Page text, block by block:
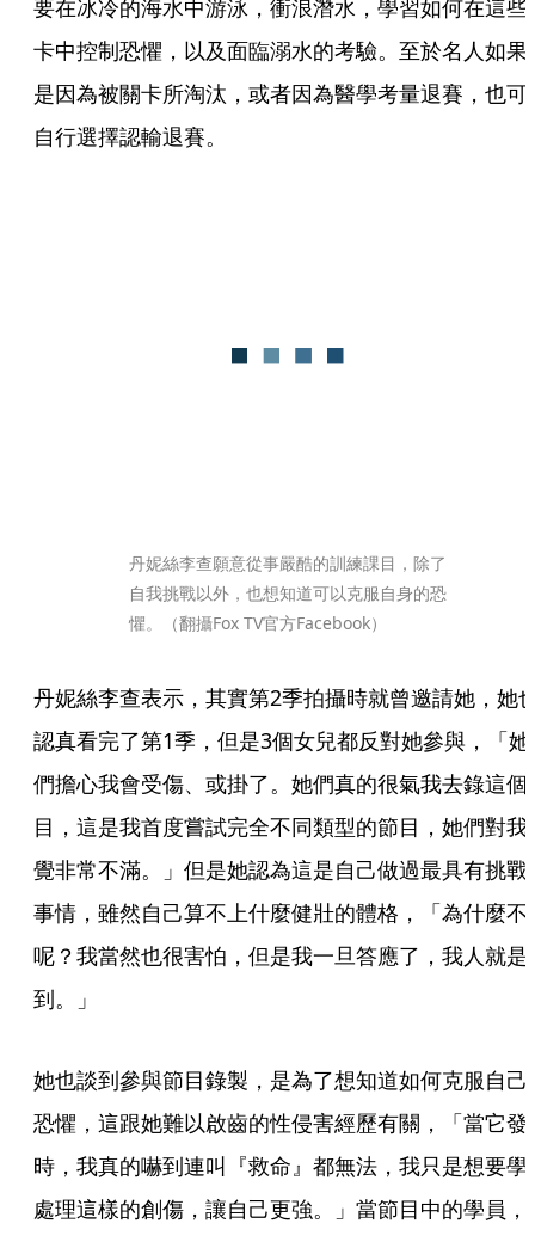
要在冰冷的海水中游泳，衝浪潛水，學習如何在這些
卡中控制恐懼，以及面臨溺水的考驗。至於名人如果
是因為被關卡所淘汰，或者因為醫學考量退賽，也可
自行選擇認輸退賽。
丹妮絲李查願意從事嚴酷的訓練課目，除了
自我挑戰以外，也想知道可以克服自身的恐
懼。（翻攝Fox TV官方Facebook）
丹妮絲李查表示，其實第2季拍攝時就曾邀請她，她
認真看完了第1季，但是3個女兒都反對她參與，「她
們擔心我會受傷、或掛了。她們真的很氣我去錄這個
目，這是我首度嘗試完全不同類型的節目，她們對我
覺非常不滿。」但是她認為這是自己做過最具有挑戰
事情，雖然自己算不上什麼健壯的體格，「為什麼不
呢？我當然也很害怕，但是我一旦答應了，我人就是
到。」
她也談到參與節目錄製，是為了想知道如何克服自己
恐懼，這跟她難以啟齒的性侵害經歷有關，「當它發
時，我真的嚇到連叫『救命』都無法，我只是想要學
處理這樣的創傷，讓自己更強。」當節目中的學員，